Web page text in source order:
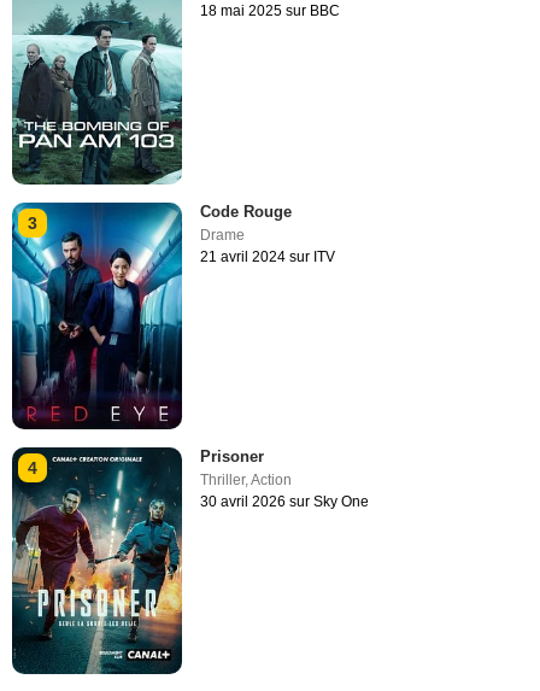
18 mai 2025 sur BBC
3
Code Rouge
Drame
21 avril 2024 sur ITV
4
Prisoner
Thriller,Action
30 avril 2026 sur Sky One